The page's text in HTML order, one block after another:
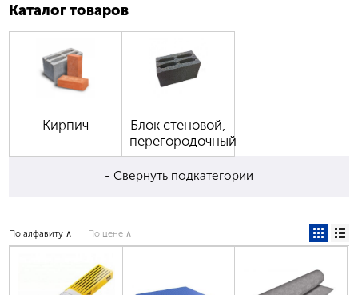
Каталог товаров
Кирпич
Блок стеновой,
перегородочный
- Свернуть подкатегории
По алфавиту ∧ По цене ∧